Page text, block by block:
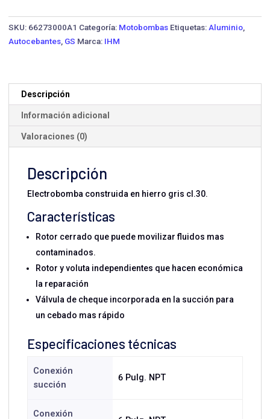
Trifásica
cantidad
SKU: 66273000A1 Categoría: Motobombas Etiquetas: Aluminio
Autocebantes GS Marca: IHM
Descripción
Información adicional
Valoraciones (0)
Descripción
Electrobomba construida en hierro gris cl.30.
Características
Rotor cerrado que puede movilizar fluidos mas
contaminados.
Rotor y voluta independientes que hacen económica
la reparación
Válvula de cheque incorporada en la succión para
un cebado mas rápido
Especificaciones técnicas
Conexión
succión
6 Pulg. NPT
Conexión